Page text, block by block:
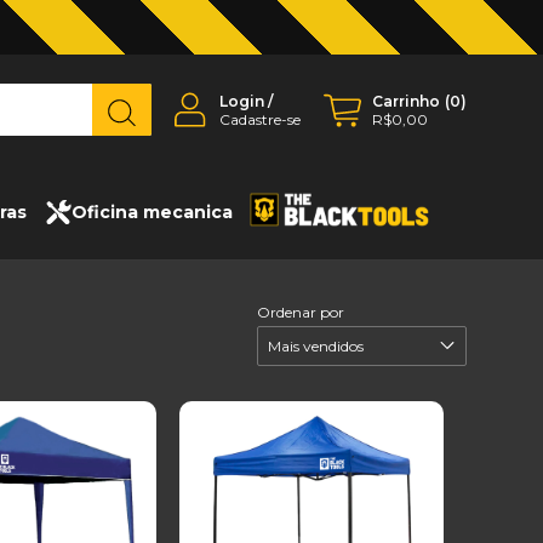
Login/
Cadastre-se
Carrinho (0)
R$0,00
Oficina mecanica
Ordenar por